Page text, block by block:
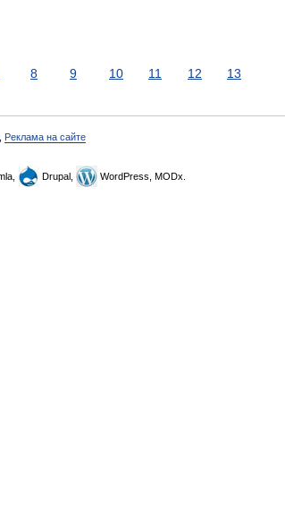
8 9 10 11 12 13
Реклама на сайте
Drupal, WordPress, MODx.